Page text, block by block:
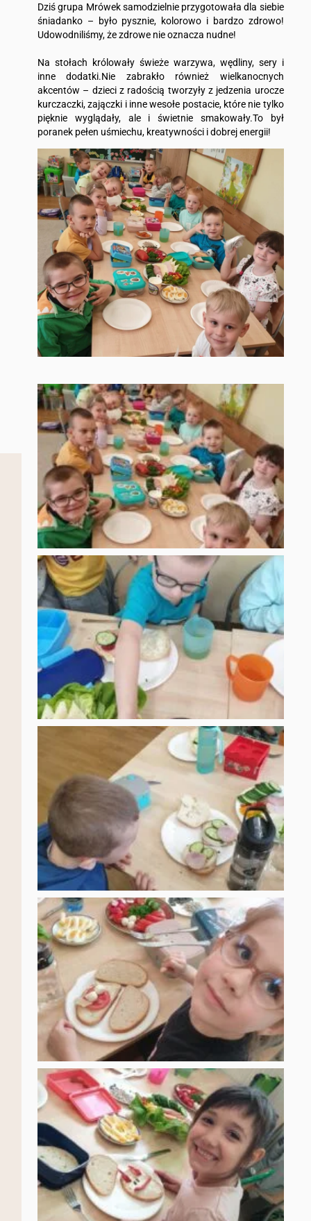
Dziś grupa Mrówek samodzielnie przygotowała dla siebie
śniadanko – było pysznie, kolorowo i bardzo zdrowo!
Udowodniliśmy, że zdrowe nie oznacza nudne!
Na stołach królowały świeże warzywa, wędliny, sery i
inne dodatki.Nie zabrakło również wielkanocnych
akcentów – dzieci z radością tworzyły z jedzenia urocze
kurczaczki, zajączki i inne wesołe postacie, które nie tylko
pięknie wyglądały, ale i świetnie smakowały.To był
poranek pełen uśmiechu, kreatywności i dobrej energii!